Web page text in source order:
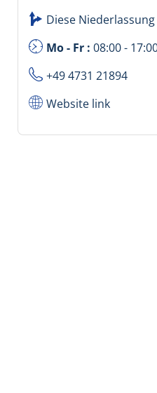
Diese
Mo - Fr : 08:00 -
+49 4731 21894
Website link